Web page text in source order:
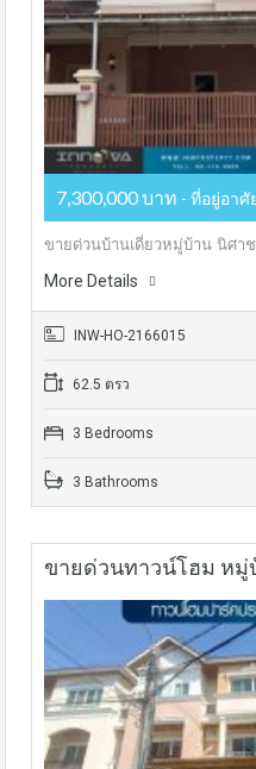
7,300,000 บาท - ที่อยู่อาศั
ขายด่วนบ้านเดี่ยวหมู่บ้าน นิศา
More Details
INW-HO-2166015
62.5 ตรว
3 Bedrooms
3 Bathrooms
ขายด่วนทาวน์โฮม ห